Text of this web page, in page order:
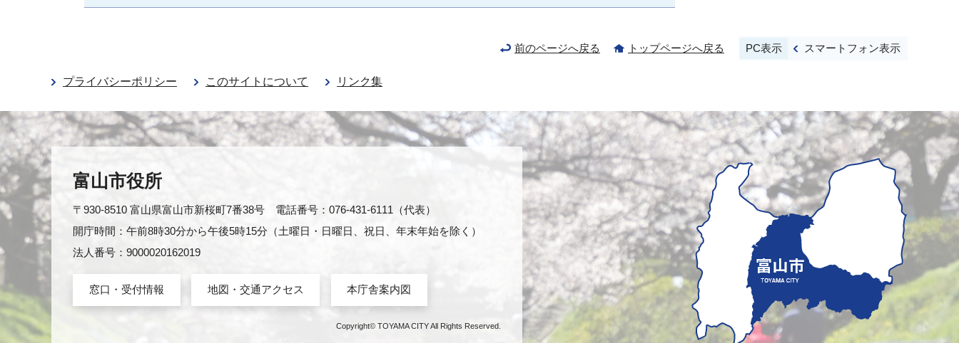
前のページへ戻る トップページへ戻る PC表示 スマートフォン表示
プライバシーポリシー このサイトについて リンク集
富山市役所
〒930-8510 富山県富山市新桜町7番38号 電話番号：076-431-6111（代表）
開庁時間：午前8時30分から午後5時15分（土曜日・日曜日、祝日、年末年始を除く）
法人番号：9000020162019
窓口・受付情報 地図・交通アクセス 本庁舎案内図
Copyright© TOYAMA CITY All Rights Reserved.